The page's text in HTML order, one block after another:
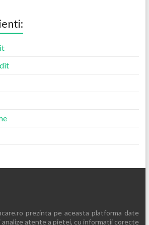
prezinta pe aceasta platforma date
analize atente a pietei, cu informatii corecte